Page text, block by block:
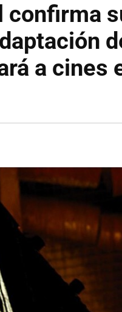
confirma
a cines